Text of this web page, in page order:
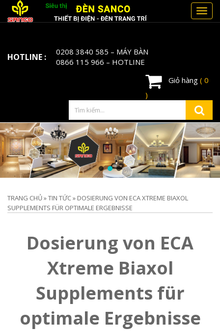
HOTLINE : 0208 3840 585 – MÁY BÀN
0866 115 966 – HOTLINE
Giỏ hàng ( 0
)
TRANG CHỦ»TIN TỨC» DOSIERUNG VON ECA XTREME BIAXOL
SUPPLEMENTS FÜR OPTIMALE ERGEBNISSE
Dosierung von ECA
Xtreme Biaxol
Supplements für
optimale Ergebnisse